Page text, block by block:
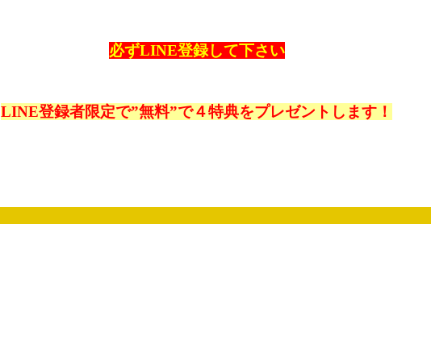
必ずLINE登録して下さい
LINE登録者限定で”無料”で４特典をプレゼントします！